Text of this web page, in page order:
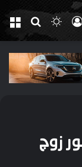
بحث
عن
الوضع
المظلم
تسجيل
الدخول
زوج